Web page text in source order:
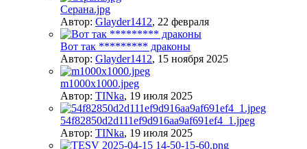
Серана.jpg
Автор: Glayder1412, 22 февраля
Вот так ********* драконы
Автор: Glayder1412, 15 ноября 2025
m1000x1000.jpeg
Автор: TINka, 19 июля 2025
54f82850d2d111ef9d916aa9af691ef4_1.jpeg
Автор: TINka, 19 июля 2025